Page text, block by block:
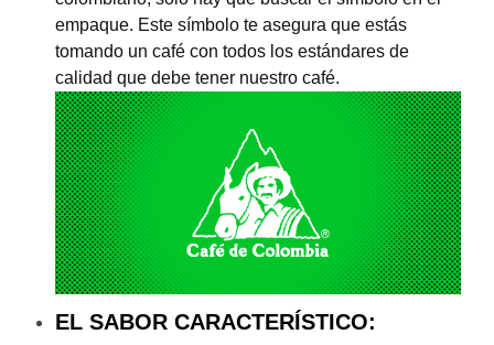
empaque. Este símbolo te asegura que estás
tomando un café con todos los estándares de
calidad que debe tener nuestro café.
EL SABOR CARACTERÍSTICO: